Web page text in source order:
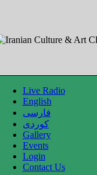
Live Radio
English
فارسی
کوردی
Gallery
Events
Login
Contact Us